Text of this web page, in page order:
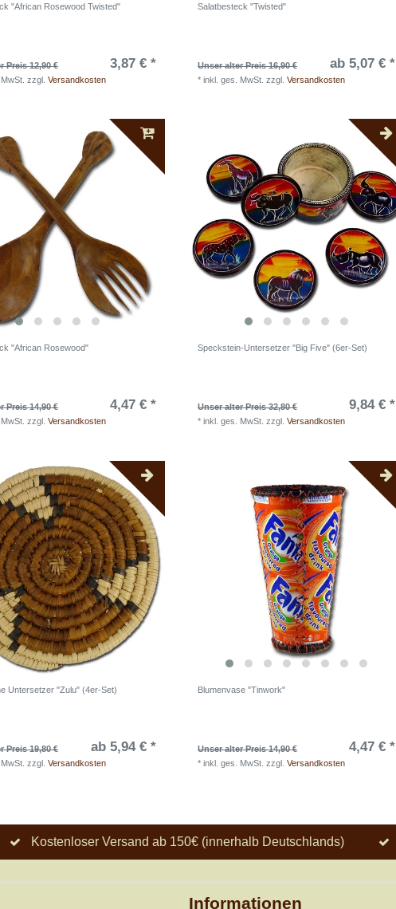
"African Rosewood Twisted"
Preis 12,90 € 3,87 € *
zzgl.Versandkosten
Salatbesteck "Twisted"
Unser alter Preis 16,90 € ab 5,07 € *
*inkl. ges. MwSt. zzgl.Versandkosten
"African Rosewood"
Preis 14,90 € 4,47 € *
zzgl.Versandkosten
Speckstein-Untersetzer "Big Five" (6er-Set)
Unser alter Preis 32,80 € 9,84 € *
*inkl. ges. MwSt. zzgl.Versandkosten
Untersetzer "Zulu" (4er-Set)
Preis 19,80 € ab 5,94 € *
zzgl.Versandkosten
Blumenvase "Tinwork"
Unser alter Preis 14,90 € 4,47 € *
*inkl. ges. MwSt. zzgl.Versandkosten
Kostenloser Versand ab 150€ (innerhalb Deutschlands)
Informationen